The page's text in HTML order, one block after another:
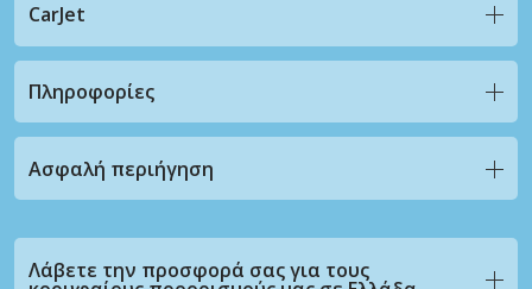
CarJet
Πληροφορίες
Ασφαλή περιήγηση
Λάβετε την προσφορά σας για τους